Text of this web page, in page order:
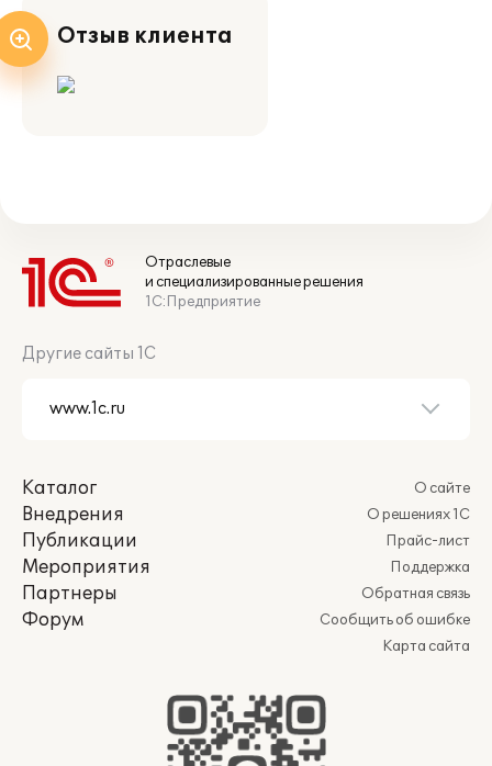
Отзыв клиента
Отраслевые
и специализированные решения
1С:Предприятие
Другие сайты 1С
Каталог
Внедрения
Публикации
Мероприятия
Партнеры
Форум
О сайте
О решениях 1С
Прайс-лист
Поддержка
Обратная связь
Сообщить об ошибке
Карта сайта